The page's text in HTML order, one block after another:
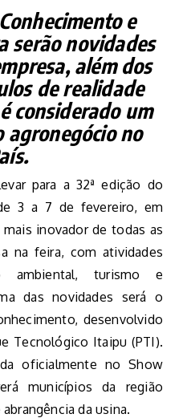
e
serão novidades
além dos
de realidade
considerado um
agronegócio no
para a 32ª edição do
3 a 7 de fevereiro, em
mais inovador de todas as
na feira, com atividades
ambiental, turismo e
das novidades será o
desenvolvido
Tecnológico Itaipu (PTI).
oficialmente no Show
municípios da região
da usina.